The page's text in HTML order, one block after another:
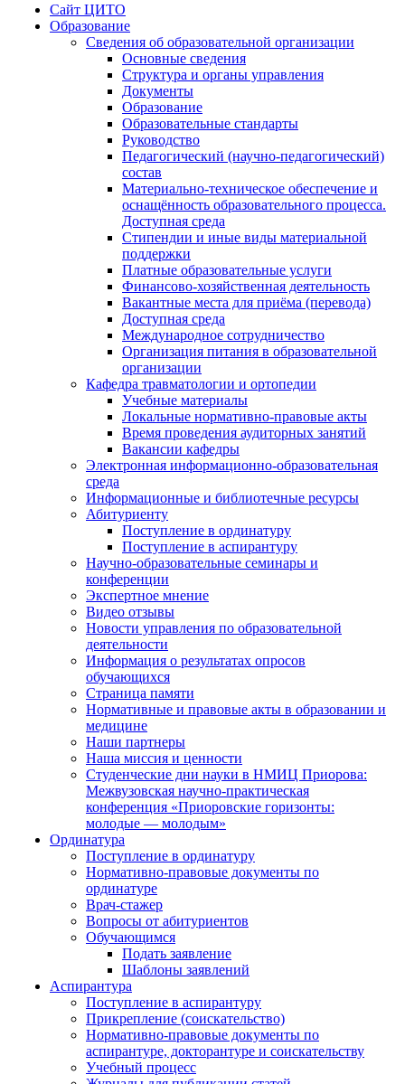
Сайт ЦИТО
Образование
Сведения об образовательной организации
Основные сведения
Структура и органы управления
Документы
Образование
Образовательные стандарты
Руководство
Педагогический (научно-педагогический)
состав
Материально-техническое обеспечение и
оснащённость образовательного процесса.
Доступная среда
Стипендии и иные виды материальной
поддержки
Платные образовательные услуги
Финансово-хозяйственная деятельность
Вакантные места для приёма (перевода)
Доступная среда
Международное сотрудничество
Организация питания в образовательной
организации
Кафедра травматологии и ортопедии
Учебные материалы
Локальные нормативно-правовые акты
Время проведения аудиторных занятий
Вакансии кафедры
Электронная информационно-образовательная
среда
Информационные и библиотечные ресурсы
Абитуриенту
Поступление в ординатуру
Поступление в аспирантуру
Научно-образовательные семинары и
конференции
Экспертное мнение
Видео отзывы
Новости управления по образовательной
деятельности
Информация о результатах опросов
обучающихся
Страница памяти
Нормативные и правовые акты в образовании и
медицине
Наши партнеры
Наша миссия и ценности
Студенческие дни науки в НМИЦ Приорова:
Межвузовская научно-практическая
конференция «Приоровские горизонты:
молодые — молодым»
Ординатура
Поступление в ординатуру
Нормативно-правовые документы по
ординатуре
Врач-стажер
Вопросы от абитуриентов
Обучающимся
Подать заявление
Шаблоны заявлений
Аспирантура
Поступление в аспирантуру
Прикрепление (соискательство)
Нормативно-правовые документы по
аспирантуре, докторантуре и соискательству
Учебный процесс